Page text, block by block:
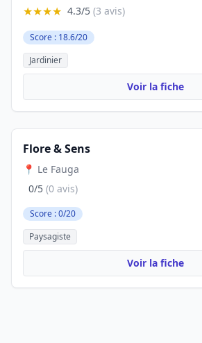
★★★★ 4.3/5 (3 avis)
Score : 18.6/20
Jardinier
Voir la fiche
Flore & Sens
📍 Le Fauga
0/5 (0 avis)
Score : 0/20
Paysagiste
Voir la fiche